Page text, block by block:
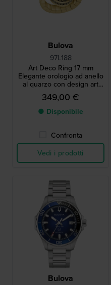
Bulova
97L188
Art Deco Ring 17 mm
Elegante orologio ad anello
al quarzo con design art
déco
349,00 €
● Disponibile
Confronta
Vedi i prodotti
Bulova